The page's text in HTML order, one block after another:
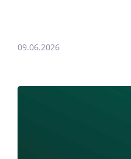
09.06.2026